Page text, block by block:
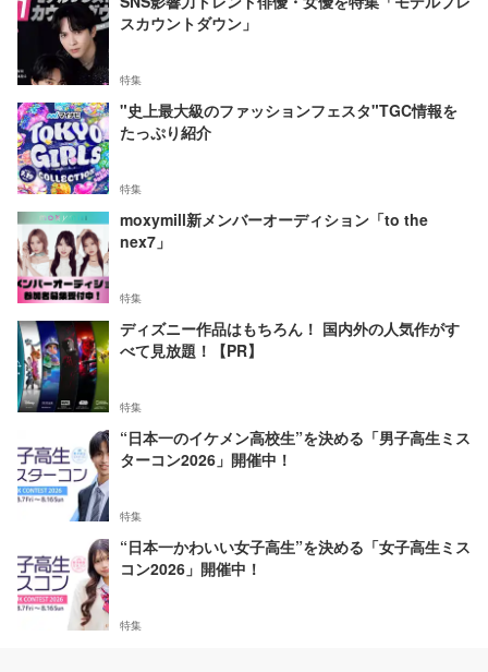
スカウントダウン」
特集
"史上最大級のファッションフェスタ"TGC情報を
たっぷり紹介
特集
moxymill新メンバーオーディション「to the
nex7」
特集
ディズニー作品はもちろん！ 国内外の人気作がす
べて見放題！【PR】
特集
“日本一のイケメン高校生”を決める「男子高生ミス
ターコン2026」開催中！
特集
“日本一かわいい女子高生”を決める「女子高生ミス
コン2026」開催中！
特集